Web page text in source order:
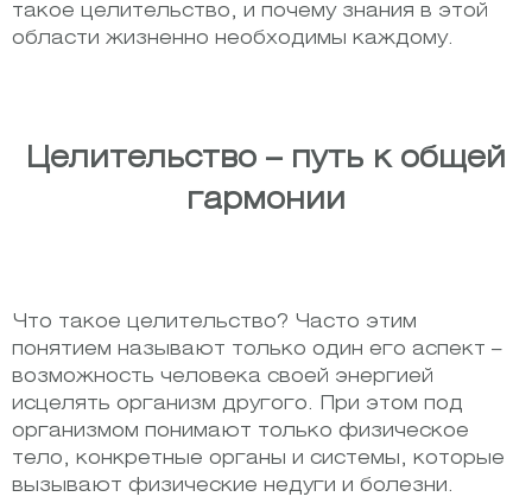
такое целительство, и почему знания в этой
области жизненно необходимы каждому.
Целительство – путь к общей
гармонии
Что такое целительство? Часто этим
понятием называют только один его аспект –
возможность человека своей энергией
исцелять организм другого. При этом под
организмом понимают только физическое
тело, конкретные органы и системы, которые
вызывают физические недуги и болезни.